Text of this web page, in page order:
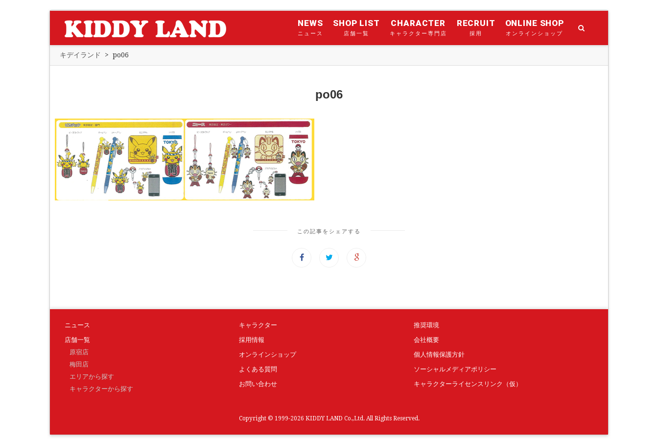
NEWS
ニュース
SHOP LIST
店舗一覧
CHARACTER
キャラクター専門店
RECRUIT
採用
ONLINE SHOP
オンラインショップ
キデイランド > po06
po06
この記事をシェアする
ニュース
店舗一覧
原宿店
梅田店
エリアから探す
キャラクターから探す
キャラクター
採用情報
オンラインショップ
よくある質問
お問い合わせ
推奨環境
会社概要
個人情報保護方針
ソーシャルメディアポリシー
キャラクターライセンスリンク（仮）
Copyright © 1999-2026 KIDDY LAND Co.,Ltd. All Rights Reserved.